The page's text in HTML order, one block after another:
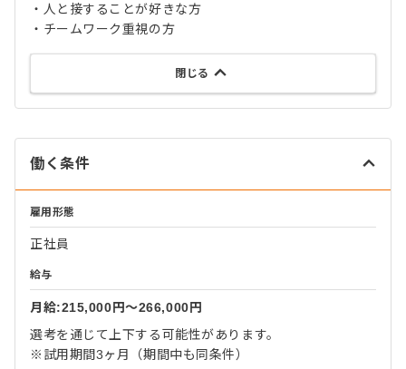
・人と接することが好きな方
・チームワーク重視の方
閉じる
働く条件
雇用形態
正社員
給与
月給:215,000円〜266,000円
選考を通じて上下する可能性があります。
※試用期間3ヶ月（期間中も同条件）